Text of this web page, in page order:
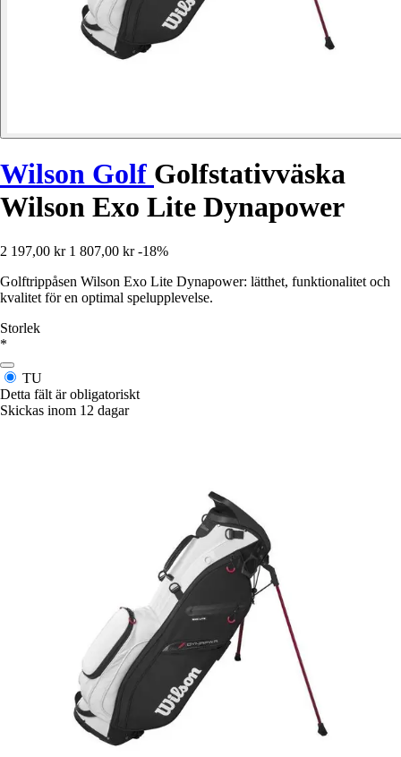
Wilson Golf Golfstativväska
Wilson Exo Lite Dynapower
2 197,00 kr 1 807,00 kr -18%
Golftrippåsen Wilson Exo Lite Dynapower: lätthet, funktionalitet och
kvalitet för en optimal spelupplevelse.
Storlek
*
TU
Detta fält är obligatoriskt
Skickas inom 12 dagar